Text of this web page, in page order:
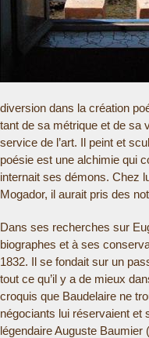
diversion dans la création
tant de sa métrique et de sa
service de l’art. Il peint et
poésie est une alchimie qui
internait ses démons. Chez
Mogador, il aurait pris des
Dans ses recherches sur
biographes et à ses
1832. Il se fondait sur un
tout ce qu’il y a de mieux
croquis que Baudelaire ne
négociants lui réservaient et
légendaire Auguste